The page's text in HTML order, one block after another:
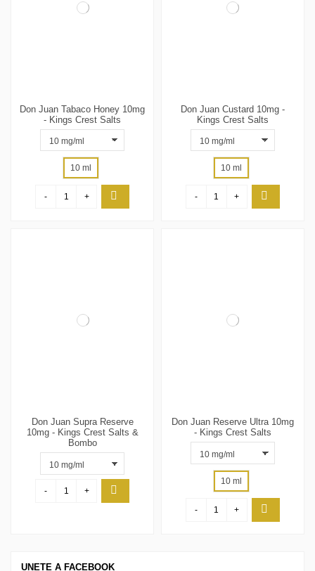
Don Juan Tabaco Honey 10mg
- Kings Crest Salts
10 ml
- +
Don Juan Custard 10mg -
Kings Crest Salts
10 ml
- +
Don Juan Supra Reserve
10mg - Kings Crest Salts &
Bombo
- +
Don Juan Reserve Ultra 10mg
- Kings Crest Salts
10 ml
- +
UNETE A FACEBOOK